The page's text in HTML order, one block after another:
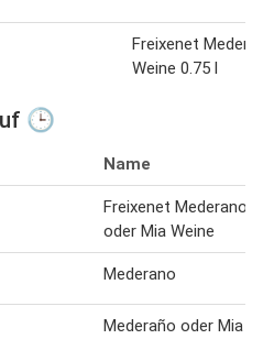
Freixenet
Weine 0.75 l
🕒
Name
Freixenet Mederano
oder Mia Weine
Mederano
Mederaño oder Mia